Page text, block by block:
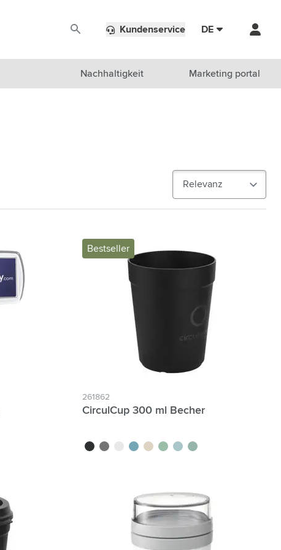
Kundenservice DE
Nachhaltigkeit Marketing portal
Bestseller
261862
CirculCup 300 ml Becher
noir gris pierre
blanc cassé
bleu moyen
beigevert clairbleu clairvert moyen